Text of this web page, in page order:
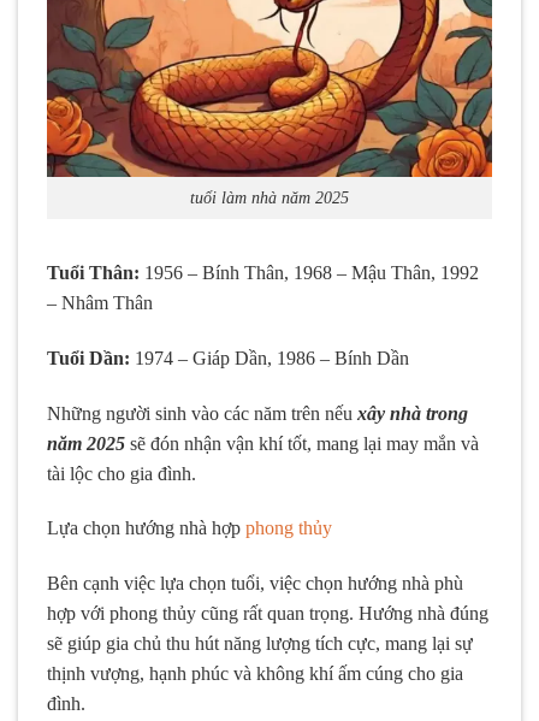
tuổi làm nhà năm 2025
Tuổi Thân: 1956 – Bính Thân, 1968 – Mậu Thân, 1992
– Nhâm Thân
Tuổi Dần: 1974 – Giáp Dần, 1986 – Bính Dần
Những người sinh vào các năm trên nếu xây nhà trong
năm 2025 sẽ đón nhận vận khí tốt, mang lại may mắn và
tài lộc cho gia đình.
Lựa chọn hướng nhà hợp phong thủy
Bên cạnh việc lựa chọn tuổi, việc chọn hướng nhà phù
hợp với phong thủy cũng rất quan trọng. Hướng nhà đúng
sẽ giúp gia chủ thu hút năng lượng tích cực, mang lại sự
thịnh vượng, hạnh phúc và không khí ấm cúng cho gia
đình.